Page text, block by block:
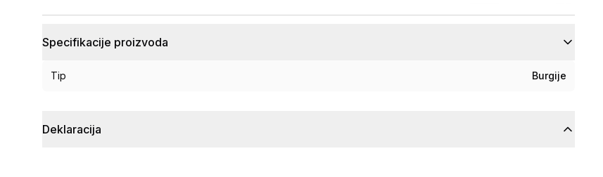
Specifikacije proizvoda
Tip Burgije
Deklaracija